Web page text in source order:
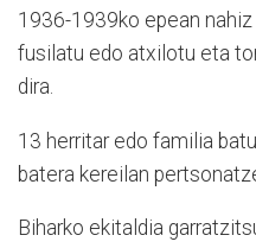
1936-1939ko epean
fusilatu edo atxilotu eta
dira.
13 herritar edo familia
batera kereilan
Biharko ekitaldia